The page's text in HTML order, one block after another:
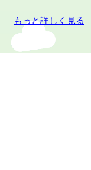
もっと詳しく見る